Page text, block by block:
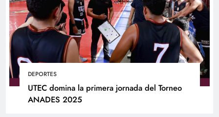
DEPORTES
UTEC domina la primera jornada del Torneo
ANADES 2025